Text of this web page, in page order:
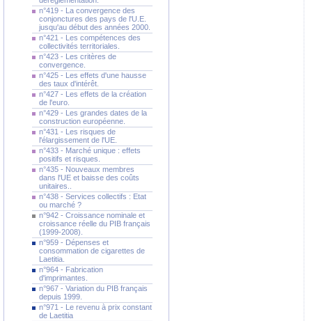
n°419 - La convergence des
conjonctures des pays de l'U.E.
jusqu'au début des années 2000.
n°421 - Les compétences des
collectivités territoriales.
n°423 - Les critères de
convergence.
n°425 - Les effets d'une hausse
des taux d'intérêt.
n°427 - Les effets de la création
de l'euro.
n°429 - Les grandes dates de la
construction européenne.
n°431 - Les risques de
l'élargissement de l'UE.
n°433 - Marché unique : effets
positifs et risques.
n°435 - Nouveaux membres
dans l'UE et baisse des coûts
unitaires..
n°438 - Services collectifs : Etat
ou marché ?
n°942 - Croissance nominale et
croissance réelle du PIB français
(1999-2008).
n°959 - Dépenses et
consommation de cigarettes de
Laetitia.
n°964 - Fabrication
d'imprimantes.
n°967 - Variation du PIB français
depuis 1999.
n°971 - Le revenu à prix constant
de Laetitia